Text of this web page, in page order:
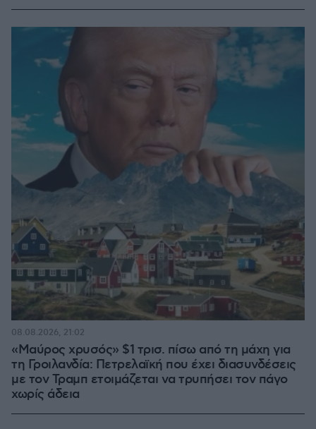
«Μαύρος χρυσός» $1 τρισ. πίσω από τη μάχη για
τη Γροιλανδία: Πετρελαϊκή που έχει διασυνδέσεις
με τον Τραμπ ετοιμάζεται να τρυπήσει τον πάγο
χωρίς άδεια
08.08.2026, 21:02